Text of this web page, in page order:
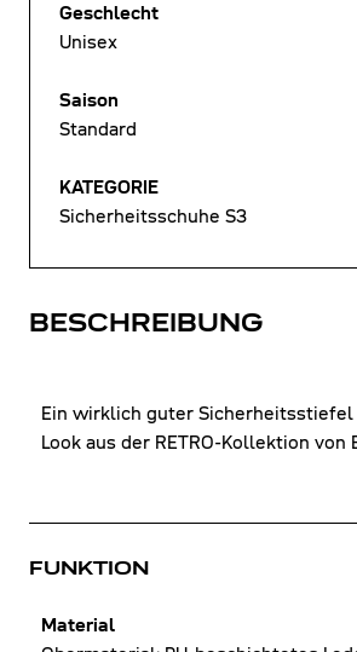
BESCHREIBUNG
Ein wirklich guter
Look aus der RETRO-Kollektion von
FUNKTION
Material
Geschlecht
Unisex
Saison
Standard
KATEGORIE
Sicherheitsschuhe S3